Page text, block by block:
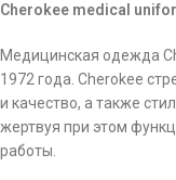
Cherokee medical
Медицинская одежда
1972 года. Cherokee
и качество, а также
жертвуя при этом
работы.